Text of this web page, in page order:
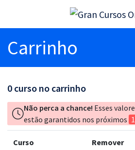
Carrinho
0 curso no carrinho
Não perca a chance! Esses
estão garantidos nos próximos
Curso Remover